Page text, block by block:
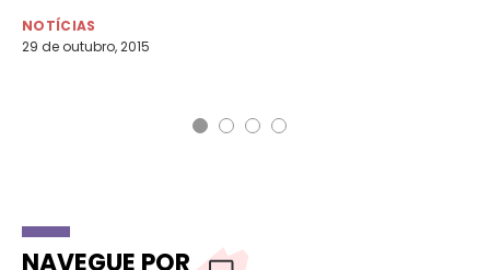
NOTÍCIAS
29 de outubro, 2015
NAVEGUE POR